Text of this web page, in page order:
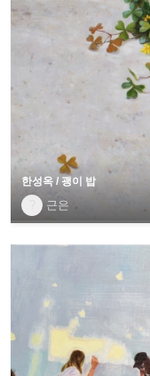
한성옥 / 괭이 밥
근은